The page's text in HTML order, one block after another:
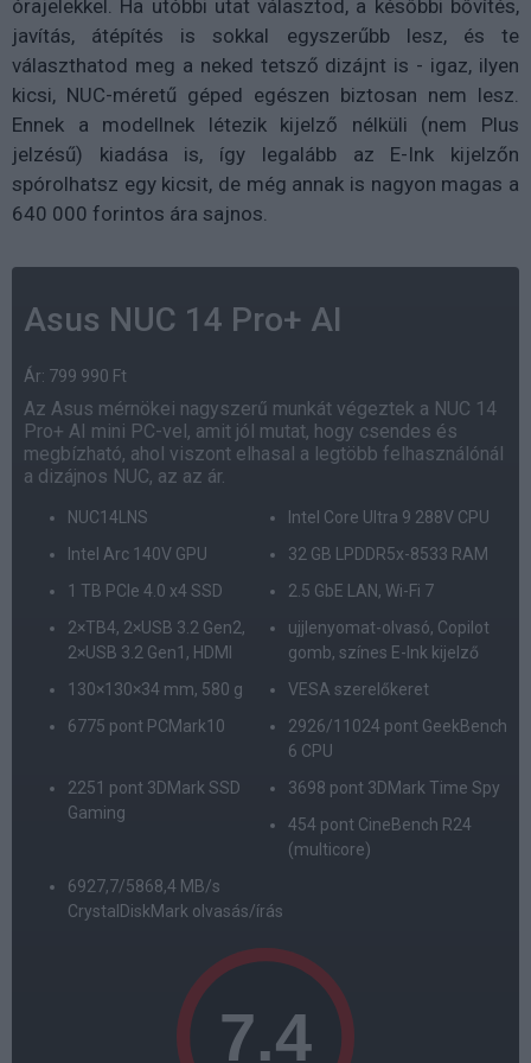
órajelekkel. Ha utóbbi utat választod, a későbbi bővítés,
javítás, átépítés is sokkal egyszerűbb lesz, és te
választhatod meg a neked tetsző dizájnt is - igaz, ilyen
kicsi, NUC-méretű géped egészen biztosan nem lesz.
Ennek a modellnek létezik kijelző nélküli (nem Plus
jelzésű) kiadása is, így legalább az E-Ink kijelzőn
spórolhatsz egy kicsit, de még annak is nagyon magas a
640 000 forintos ára sajnos.
Asus NUC 14 Pro+ AI
Ár: 799 990 Ft
Az Asus mérnökei nagyszerű munkát végeztek a NUC 14
Pro+ AI mini PC-vel, amit jól mutat, hogy csendes és
megbízható, ahol viszont elhasal a legtöbb felhasználónál
a dizájnos NUC, az az ár.
NUC14LNS
Intel Core Ultra 9 288V CPU
Intel Arc 140V GPU
32 GB LPDDR5x-8533 RAM
1 TB PCIe 4.0 x4 SSD
2.5 GbE LAN, Wi-Fi 7
2×TB4, 2×USB 3.2 Gen2,
2×USB 3.2 Gen1, HDMI
ujjlenyomat-olvasó, Copilot
gomb, színes E-Ink kijelző
130×130×34 mm, 580 g
VESA szerelőkeret
6775 pont PCMark10
2926/11024 pont GeekBench
6 CPU
2251 pont 3DMark SSD
Gaming
3698 pont 3DMark Time Spy
454 pont CineBench R24
(multicore)
6927,7/5868,4 MB/s
CrystalDiskMark olvasás/írás